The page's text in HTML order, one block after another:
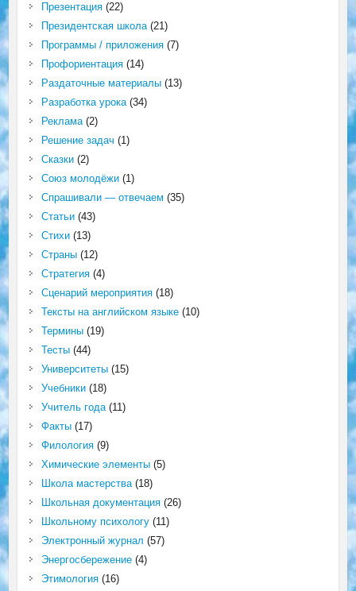
Презентация(22)
Президентская школа(21)
Программы / приложения(7)
Профориентация(14)
Раздаточные материалы(13)
Разработка урока(34)
Реклама(2)
Решение задач (1)
Сказки(2)
Союз молодёжи(1)
Спрашивали — отвечаем (35)
Статьи(43)
Стихи(13)
Страны(12)
Стратегия(4)
Сценарий мероприятия(18)
Тексты на английском языке(10)
Термины(19)
Тесты(44)
Университеты(15)
Учебники(18)
Учитель года(11)
Факты(17)
Филология(9)
Химические элементы(5)
Школа мастерства(18)
Школьная документация(26)
Школьному психологу(11)
Электронный журнал (57)
Энергосбережение(4)
Этимология(16)